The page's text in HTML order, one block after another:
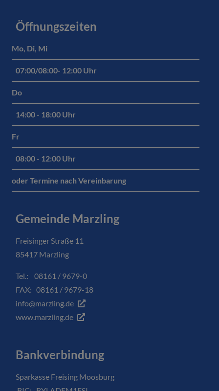
Öffnungszeiten
Mo, Di, Mi
07:00/08:00- 12:00 Uhr
Do
14:00 - 18:00 Uhr
Fr
08:00 - 12:00 Uhr
oder Termine nach Vereinbarung
Gemeinde Marzling
Freisinger Straße 11
85417 Marzling
Tel.: 08161 / 9679-0
FAX: 08161 / 9679-18
info@marzling.de
www.marzling.de
Bankverbindung
Sparkasse Freising Moosburg